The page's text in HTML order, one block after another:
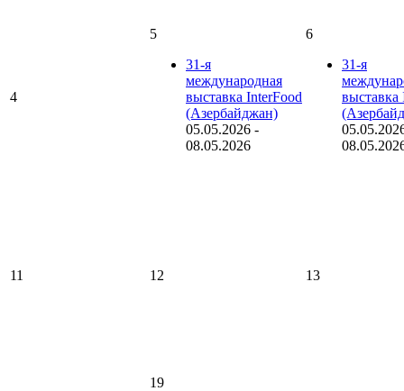
4
5
31-я
международная
выставка InterFood
(Азербайджан)
05.05.2026 -
08.05.2026
6
31-я
выставка
11 12 13
19